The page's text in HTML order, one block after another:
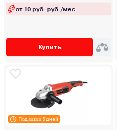
от 10 руб. руб./мес.
Купить
Под заказ 5 дней